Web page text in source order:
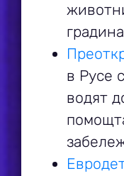
в Русе
водят